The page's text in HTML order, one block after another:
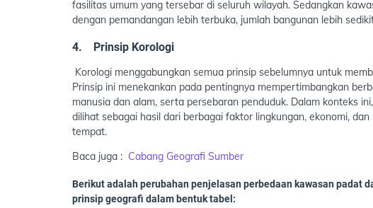
fasilitas umum yang tersebar di seluruh wilayah. Sedangkan
dengan pemandangan lebih terbuka, jumlah bangunan lebih
4. Prinsip Korologi
Korologi menggabungkan semua prinsip sebelumnya untuk
Prinsip ini menekankan pada pentingnya mempertimbangkan
manusia dan alam, serta persebaran penduduk. Dalam konteks
dilihat sebagai hasil dari berbagai faktor lingkungan, ekonomi,
tempat.
Baca juga : Cabang Geografi Sumber
Berikut adalah perubahan penjelasan perbedaan kawasan padat
prinsip geografi dalam bentuk tabel: